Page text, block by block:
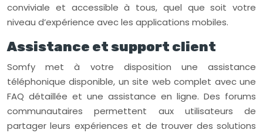
conviviale et accessible à tous, quel que soit votre
niveau d’expérience avec les applications mobiles.
Assistance et support client
Somfy met à votre disposition une assistance
téléphonique disponible, un site web complet avec une
FAQ détaillée et une assistance en ligne. Des forums
communautaires permettent aux utilisateurs de
partager leurs expériences et de trouver des solutions